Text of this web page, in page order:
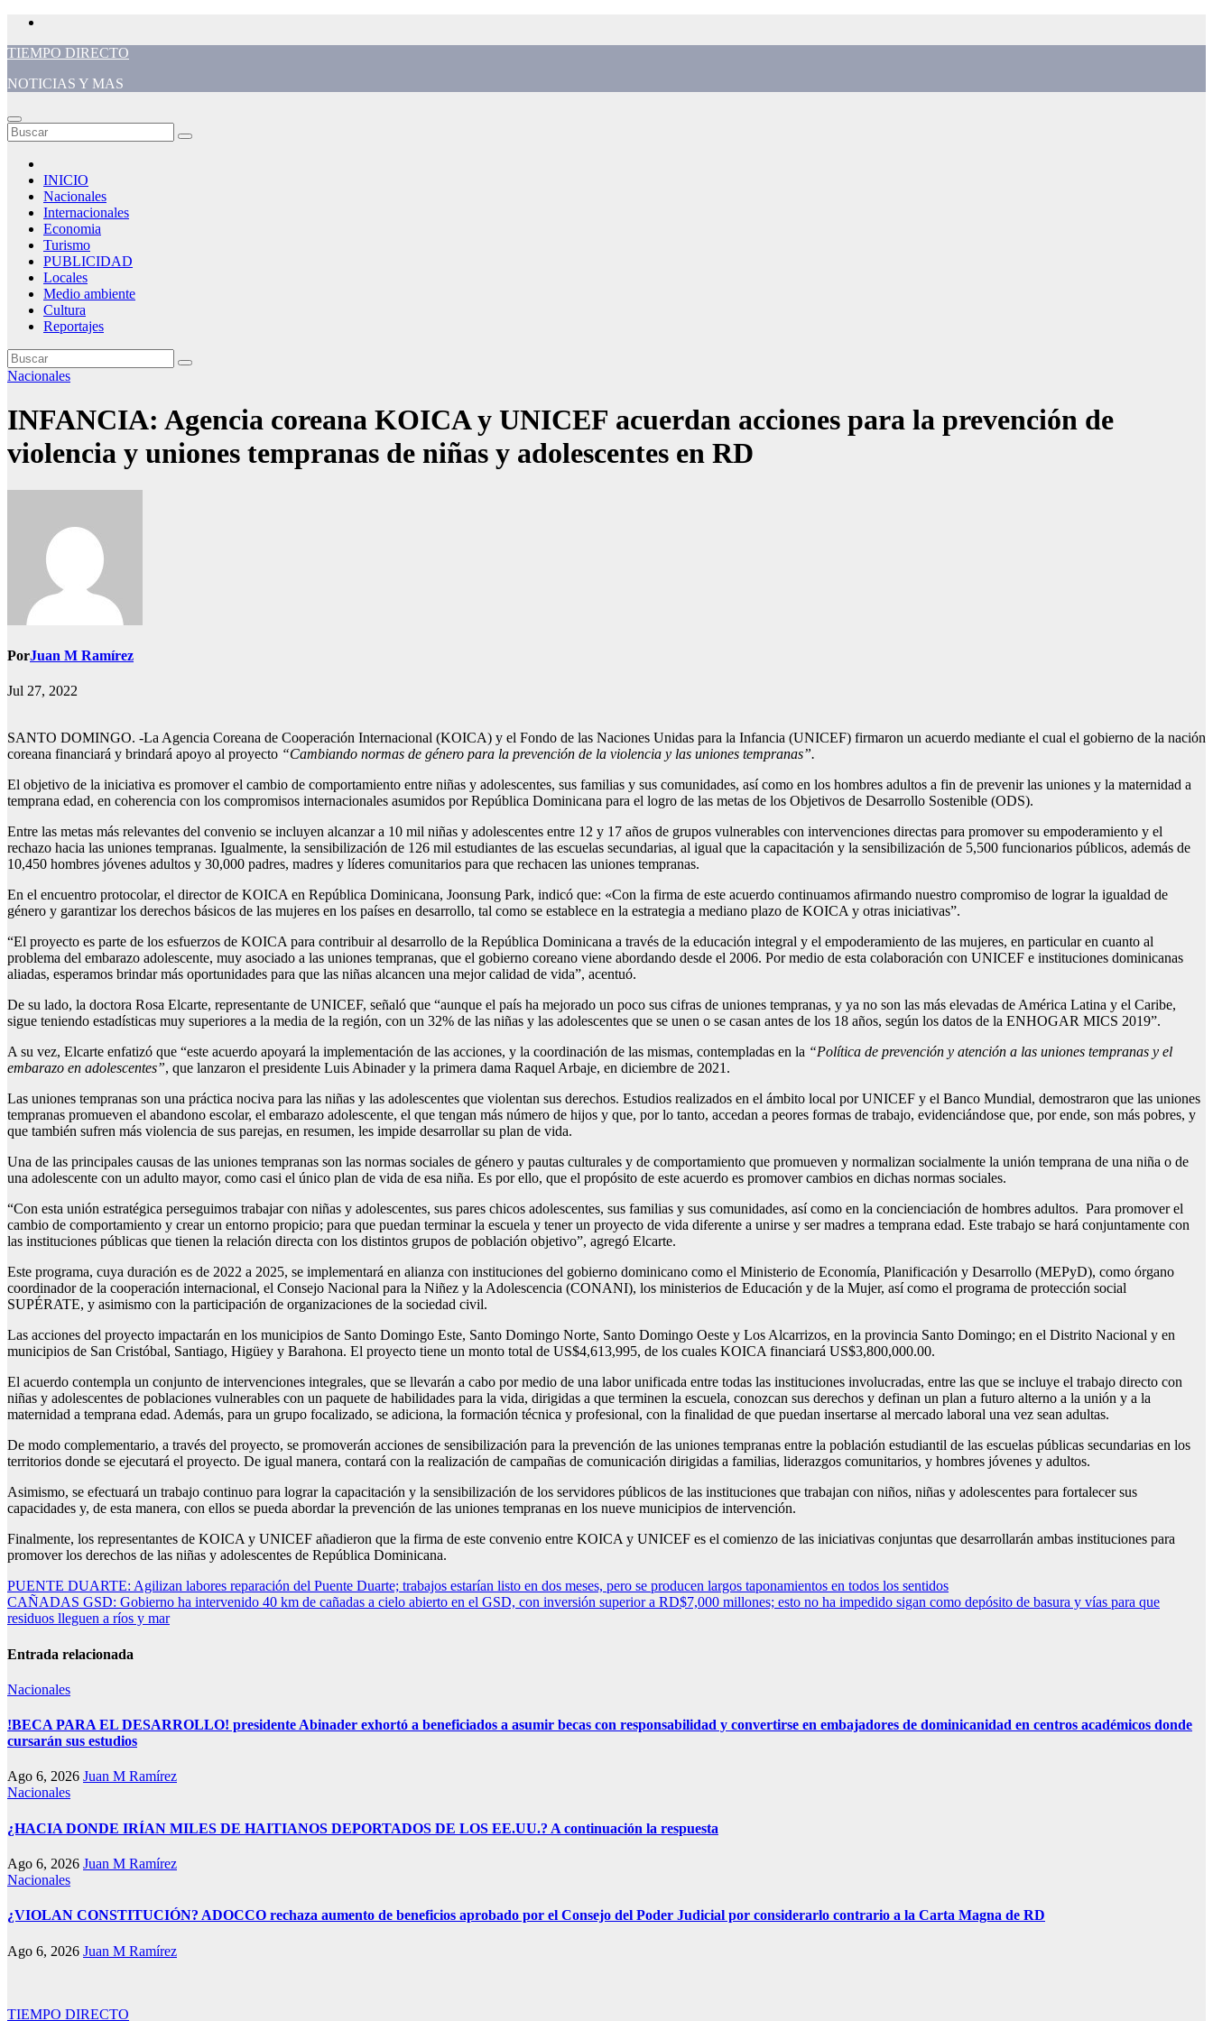
Saltar
contenido
TIEMPO DIRECTO
NOTICIAS Y MAS
INICIO
Nacionales
Internacionales
Economia
Turismo
PUBLICIDAD
Locales
Medio ambiente
Cultura
Reportajes
Nacionales
INFANCIA: Agencia coreana KOICA y UNICEF acuerdan acciones para la prevención de
violencia y uniones tempranas de niñas y adolescentes en RD
PorJuan M Ramírez
Jul 27, 2022
SANTO DOMINGO. -La Agencia Coreana de Cooperación Internacional (KOICA) y el Fondo de las Naciones Unidas para la Infancia (UNICEF) firmaron un acuerdo mediante el cual el gobierno de la nación
coreana financiará y brindará apoyo al proyecto “Cambiando normas de género para la prevención de la violencia y las uniones tempranas”.
El objetivo de la iniciativa es promover el cambio de comportamiento entre niñas y adolescentes, sus familias y sus comunidades, así como en los hombres adultos a fin de prevenir las uniones y la maternidad a
temprana edad, en coherencia con los compromisos internacionales asumidos por República Dominicana para el logro de las metas de los Objetivos de Desarrollo Sostenible (ODS).
Entre las metas más relevantes del convenio se incluyen alcanzar a 10 mil niñas y adolescentes entre 12 y 17 años de grupos vulnerables con intervenciones directas para promover su empoderamiento y el
rechazo hacia las uniones tempranas. Igualmente, la sensibilización de 126 mil estudiantes de las escuelas secundarias, al igual que la capacitación y la sensibilización de 5,500 funcionarios públicos, además de
10,450 hombres jóvenes adultos y 30,000 padres, madres y líderes comunitarios para que rechacen las uniones tempranas.
En el encuentro protocolar, el director de KOICA en República Dominicana, Joonsung Park, indicó que: «Con la firma de este acuerdo continuamos afirmando nuestro compromiso de lograr la igualdad de
género y garantizar los derechos básicos de las mujeres en los países en desarrollo, tal como se establece en la estrategia a mediano plazo de KOICA y otras iniciativas”.
“El proyecto es parte de los esfuerzos de KOICA para contribuir al desarrollo de la República Dominicana a través de la educación integral y el empoderamiento de las mujeres, en particular en cuanto al
problema del embarazo adolescente, muy asociado a las uniones tempranas, que el gobierno coreano viene abordando desde el 2006. Por medio de esta colaboración con UNICEF e instituciones dominicanas
aliadas, esperamos brindar más oportunidades para que las niñas alcancen una mejor calidad de vida”, acentuó.
De su lado, la doctora Rosa Elcarte, representante de UNICEF, señaló que “aunque el país ha mejorado un poco sus cifras de uniones tempranas, y ya no son las más elevadas de América Latina y el Caribe,
sigue teniendo estadísticas muy superiores a la media de la región, con un 32% de las niñas y las adolescentes que se unen o se casan antes de los 18 años, según los datos de la ENHOGAR MICS 2019”.
A su vez, Elcarte enfatizó que “este acuerdo apoyará la implementación de las acciones, y la coordinación de las mismas, contempladas en la “Política de prevención y atención a las uniones tempranas y el
embarazo en adolescentes”, que lanzaron el presidente Luis Abinader y la primera dama Raquel Arbaje, en diciembre de 2021.
Las uniones tempranas son una práctica nociva para las niñas y las adolescentes que violentan sus derechos. Estudios realizados en el ámbito local por UNICEF y el Banco Mundial, demostraron que las uniones
tempranas promueven el abandono escolar, el embarazo adolescente, el que tengan más número de hijos y que, por lo tanto, accedan a peores formas de trabajo, evidenciándose que, por ende, son más pobres, y
que también sufren más violencia de sus parejas, en resumen, les impide desarrollar su plan de vida.
Una de las principales causas de las uniones tempranas son las normas sociales de género y pautas culturales y de comportamiento que promueven y normalizan socialmente la unión temprana de una niña o de
una adolescente con un adulto mayor, como casi el único plan de vida de esa niña. Es por ello, que el propósito de este acuerdo es promover cambios en dichas normas sociales.
“Con esta unión estratégica perseguimos trabajar con niñas y adolescentes, sus pares chicos adolescentes, sus familias y sus comunidades, así como en la concienciación de hombres adultos. Para promover el
cambio de comportamiento y crear un entorno propicio; para que puedan terminar la escuela y tener un proyecto de vida diferente a unirse y ser madres a temprana edad. Este trabajo se hará conjuntamente con
las instituciones públicas que tienen la relación directa con los distintos grupos de población objetivo”, agregó Elcarte.
Este programa, cuya duración es de 2022 a 2025, se implementará en alianza con instituciones del gobierno dominicano como el Ministerio de Economía, Planificación y Desarrollo (MEPyD), como órgano
coordinador de la cooperación internacional, el Consejo Nacional para la Niñez y la Adolescencia (CONANI), los ministerios de Educación y de la Mujer, así como el programa de protección social
SUPÉRATE, y asimismo con la participación de organizaciones de la sociedad civil.
Las acciones del proyecto impactarán en los municipios de Santo Domingo Este, Santo Domingo Norte, Santo Domingo Oeste y Los Alcarrizos, en la provincia Santo Domingo; en el Distrito Nacional y en
municipios de San Cristóbal, Santiago, Higüey y Barahona. El proyecto tiene un monto total de US$4,613,995, de los cuales KOICA financiará US$3,800,000.00.
El acuerdo contempla un conjunto de intervenciones integrales, que se llevarán a cabo por medio de una labor unificada entre todas las instituciones involucradas, entre las que se incluye el trabajo directo con
niñas y adolescentes de poblaciones vulnerables con un paquete de habilidades para la vida, dirigidas a que terminen la escuela, conozcan sus derechos y definan un plan a futuro alterno a la unión y a la
maternidad a temprana edad. Además, para un grupo focalizado, se adiciona, la formación técnica y profesional, con la finalidad de que puedan insertarse al mercado laboral una vez sean adultas.
De modo complementario, a través del proyecto, se promoverán acciones de sensibilización para la prevención de las uniones tempranas entre la población estudiantil de las escuelas públicas secundarias en los
territorios donde se ejecutará el proyecto. De igual manera, contará con la realización de campañas de comunicación dirigidas a familias, liderazgos comunitarios, y hombres jóvenes y adultos.
Asimismo, se efectuará un trabajo continuo para lograr la capacitación y la sensibilización de los servidores públicos de las instituciones que trabajan con niños, niñas y adolescentes para fortalecer sus
capacidades y, de esta manera, con ellos se pueda abordar la prevención de las uniones tempranas en los nueve municipios de intervención.
Finalmente, los representantes de KOICA y UNICEF añadieron que la firma de este convenio entre KOICA y UNICEF es el comienzo de las iniciativas conjuntas que desarrollarán ambas instituciones para
promover los derechos de las niñas y adolescentes de República Dominicana.
Navegación
de
PUENTE DUARTE: Agilizan labores reparación del Puente Duarte; trabajos estarían listo en dos meses, pero se producen largos taponamientos en todos los sentidos
CAÑADAS GSD: Gobierno ha intervenido 40 km de cañadas a cielo abierto en el GSD, con inversión superior a RD$7,000 millones; esto no ha impedido sigan como depósito de basura y vías para que
residuos lleguen a ríos y mar
Entrada relacionada
Nacionales
!BECA PARA EL DESARROLLO! presidente Abinader exhortó a beneficiados a asumir becas con responsabilidad y convertirse en embajadores de dominicanidad en centros académicos donde
cursarán sus estudios
Ago 6, 2026 Juan M Ramírez
Nacionales
¿HACIA DONDE IRÍAN MILES DE HAITIANOS DEPORTADOS DE LOS EE.UU.? A continuación la respuesta
Ago 6, 2026 Juan M Ramírez
Nacionales
¿VIOLAN CONSTITUCIÓN? ADOCCO rechaza aumento de beneficios aprobado por el Consejo del Poder Judicial por considerarlo contrario a la Carta Magna de RD
Ago 6, 2026 Juan M Ramírez
TIEMPO DIRECTO